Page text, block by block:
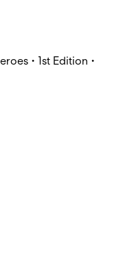
• 1st Edition •